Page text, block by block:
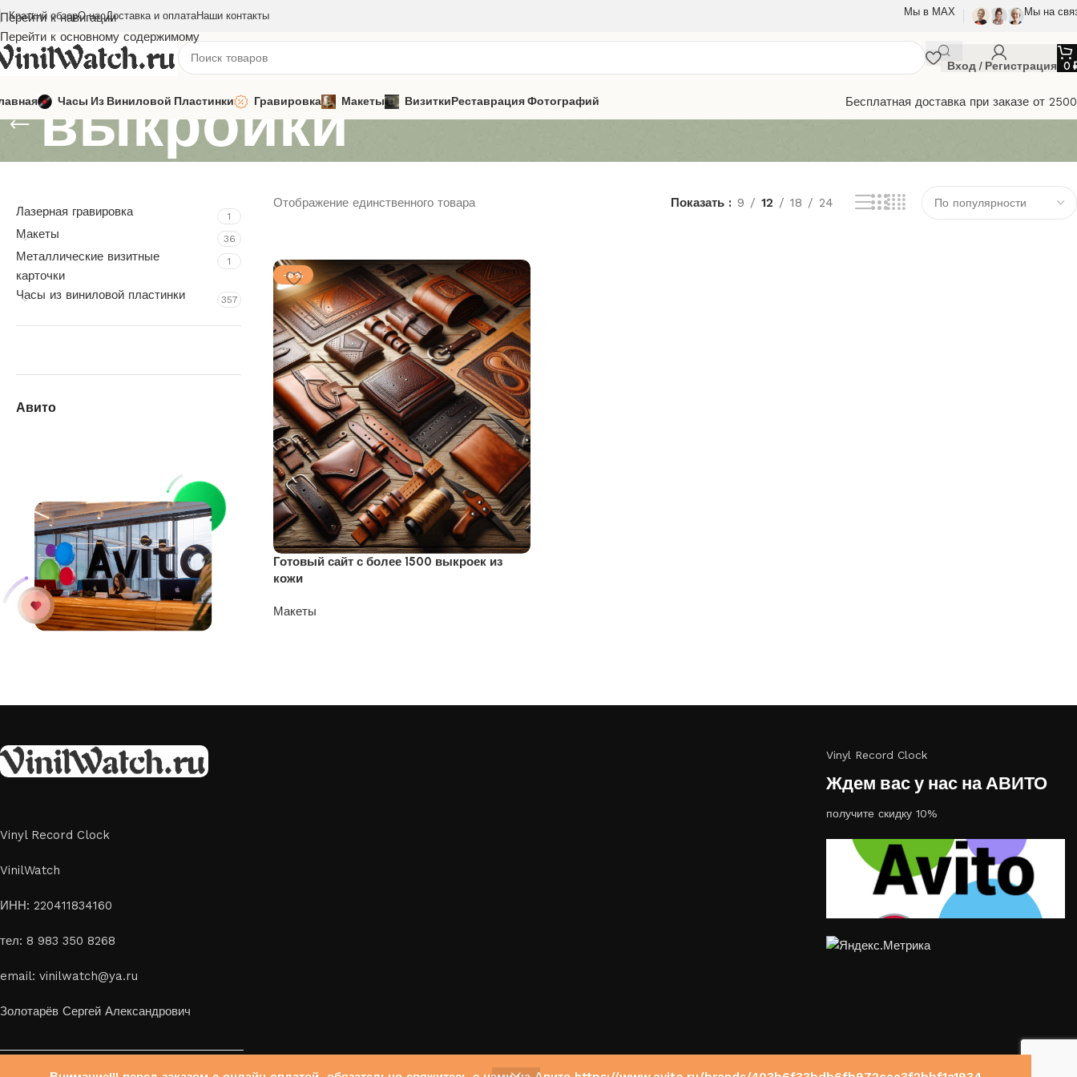
Перейти к навигации
Перейти к основному содержимому
Краткий обзорО насДоставка и оплатаНаши контакты Мы в МАХ Мы на
Вход / Регистрация 0
Часы Из Виниловой Пластинки Гравировка Макеты ВизиткиРеставрация Фотографий Бесплатная доставка при заказе от
выкройки
Лазерная гравировка 1
Макеты 36
Металлические визитные
карточки
1
Часы из виниловой пластинки 357
Авито
Отображение единственного товара Показать 9 12 18 24
-8%
Готовый сайт с более 1500 выкроек из
кожи
Макеты
Vinyl Record Clock
VinilWatch
ИНН: 220411834160
тел: 8 983 350 8268
email: vinilwatch@ya.ru
Золотарёв Сергей Александрович
Vinyl Record Clock
Ждем вас у нас на АВИТО
получите скидку 10%